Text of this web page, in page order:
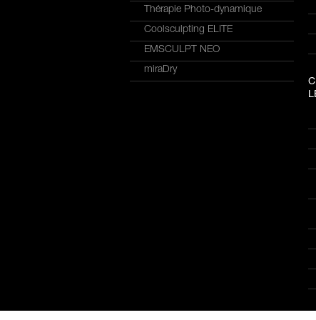
Thérapie Photo-dynamique
Coolsculpting ELITE
EMSCULPT NEO
miraDry